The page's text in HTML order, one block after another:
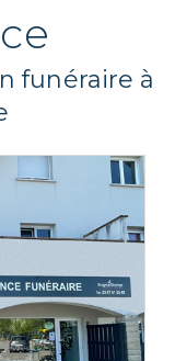
funéraire à